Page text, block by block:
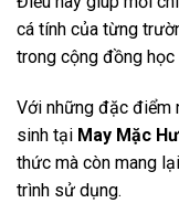
cá tính của từng
trong cộng đồng học
Với những đặc điểm
sinh tại May Mặc
thức mà còn mang
trình sử dụng.